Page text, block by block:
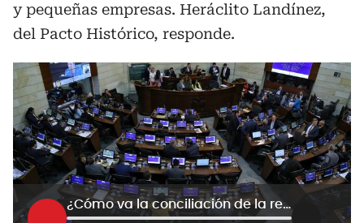
y pequeñas empresas. Heráclito Landínez,
del Pacto Histórico, responde.
¿Cómo va la conciliación de la reforma tributaria?